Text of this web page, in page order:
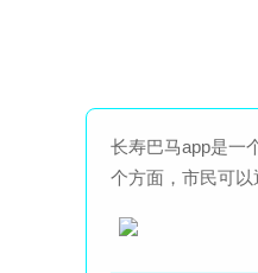
长寿巴马app是一
个方面，市民可以